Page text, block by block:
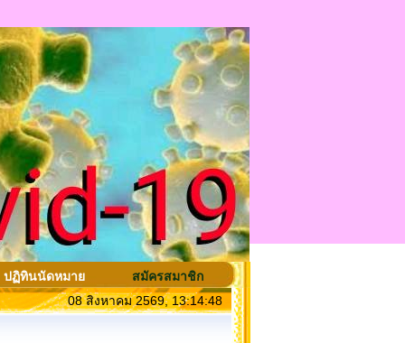
ปฏิทินนัดหมาย
สมัครสมาชิก
08 สิงหาคม 2569, 13:14:48